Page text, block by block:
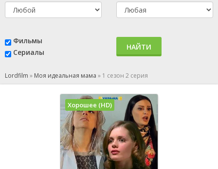
Фильмы
Сериалы
НАЙТИ
Lordfilm » Моя идеальная мама » 1 сезон 2 серия
Хорошее (HD)